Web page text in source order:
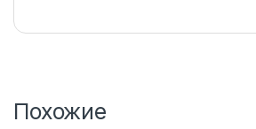
Похожие